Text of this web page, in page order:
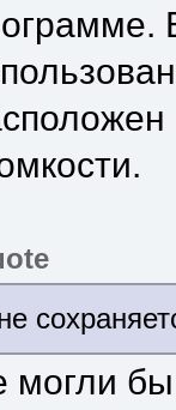
могли